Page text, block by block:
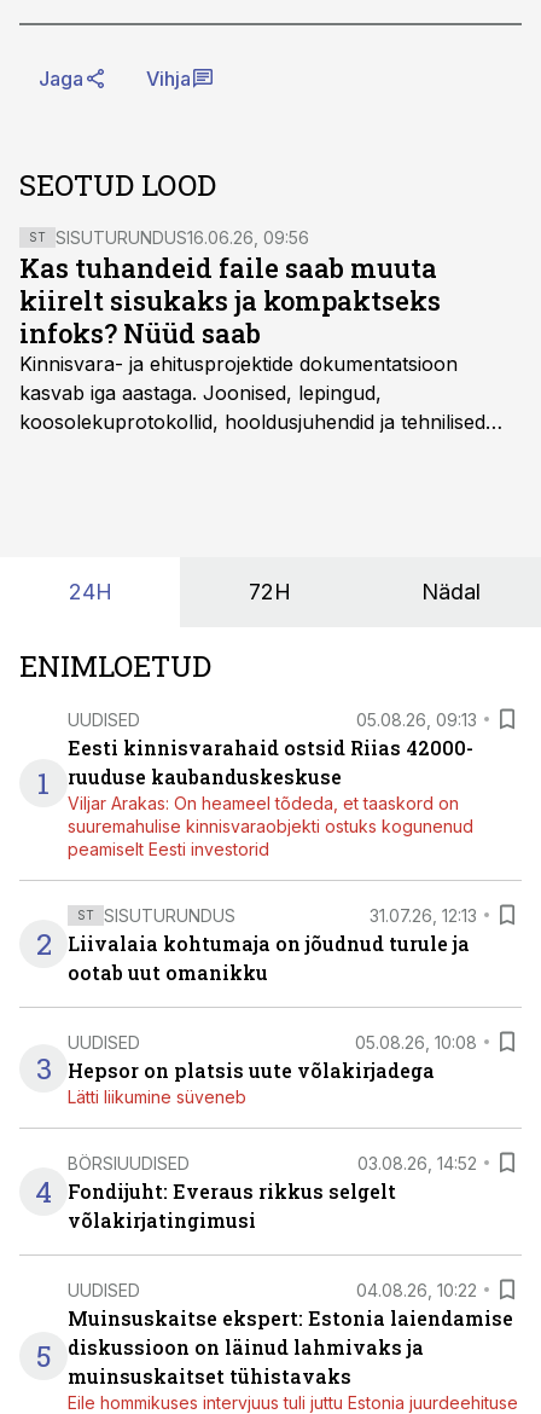
Jaga Vihja
SEOTUD LOOD
ST SISUTURUNDUS16.06.26, 09:56
Kas tuhandeid faile saab muuta
kiirelt sisukaks ja kompaktseks
infoks? Nüüd saab
Kinnisvara- ja ehitusprojektide dokumentatsioon
kasvab iga aastaga. Joonised, lepingud,
koosolekuprotokollid, hooldusjuhendid ja tehnilised
24H 72H Nädal
ENIMLOETUD
1
UUDISED 05.08.26, 09:13
Eesti kinnisvarahaid ostsid Riias 42000-
ruuduse kaubanduskeskuse
Viljar Arakas: On heameel tõdeda, et taaskord on
suuremahulise kinnisvaraobjekti ostuks kogunenud
peamiselt Eesti investorid
2
ST SISUTURUNDUS 31.07.26, 12:13
Liivalaia kohtumaja on jõudnud turule ja
ootab uut omanikku
3
UUDISED 05.08.26, 10:08
Hepsor on platsis uute võlakirjadega
Lätti liikumine süveneb
4
BÖRSIUUDISED 03.08.26, 14:52
Fondijuht: Everaus rikkus selgelt
võlakirjatingimusi
5
UUDISED 04.08.26, 10:22
Muinsuskaitse ekspert: Estonia laiendamise
diskussioon on läinud lahmivaks ja
muinsuskaitset tühistavaks
Eile hommikuses intervjuus tuli juttu Estonia juurdeehituse